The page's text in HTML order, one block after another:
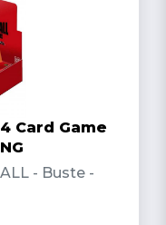
Card Game
- Buste -